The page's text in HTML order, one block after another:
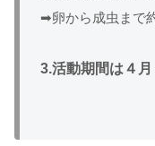
➡卵から成虫まで
3.活動期間は４